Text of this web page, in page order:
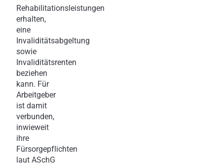
Rehabilitationsleistungen
erhalten,
eine
Invaliditätsabgeltung
sowie
Invaliditätsrenten
beziehen
kann. Für
Arbeitgeber
ist damit
verbunden,
inwieweit
ihre
Fürsorgepflichten
laut ASchG